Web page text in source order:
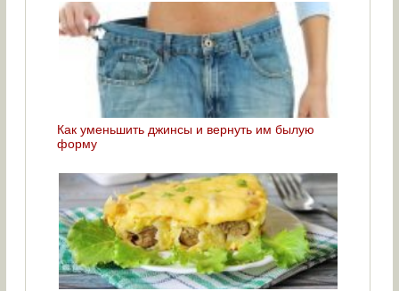
Как уменьшить джинсы и вернуть им былую
форму